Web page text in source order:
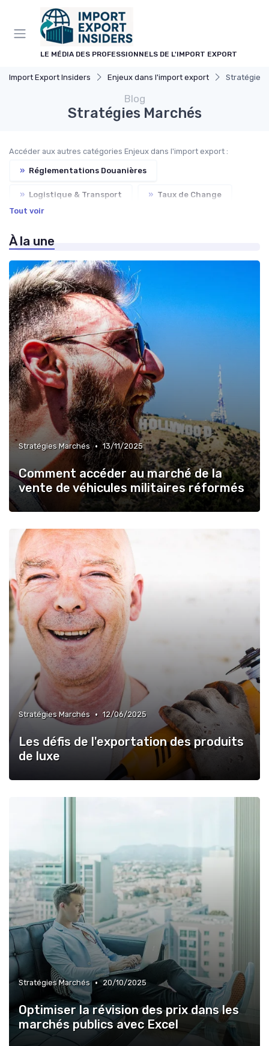
LE MÉDIA DES PROFESSIONNELS DE L'IMPORT EXPORT
Import Export Insiders Enjeux dans l'import export Stratégies
Blog
Stratégies Marchés
Accéder aux autres catégories Enjeux dans l'import export :
» Réglementations Douanières
» Logistique & Transport » Taux de Change
» Gestion des Risques
» Documentation & Conformité
» Innovations Technologiques
Tout voir
À la une
Stratégies Marchés • 13/11/2025
Comment accéder au marché de la
vente de véhicules militaires réformés
Stratégies Marchés • 12/06/2025
Les défis de l'exportation des produits
de luxe
Stratégies Marchés • 20/10/2025
Optimiser la révision des prix dans les
marchés publics avec Excel
Panneau de gestion des cookies